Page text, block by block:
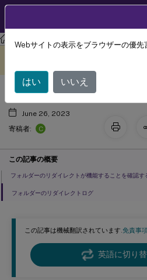
Profile Management Profile
この記事は機械翻訳されています.免責事項
英語に切り替
フォルダーのリダイ
June 26, 2023
寄稿者:
C
この記事の概要
フォルダーのリダイレクトが機能することを確認す
フォルダーのリダイレクトログ
Webサイトの表示をブラウザーの優先
はい いいえ